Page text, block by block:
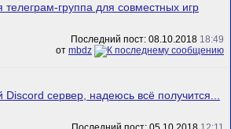
группа для совместных игр
Последний пост: 08.10.2018 18:49
от mbdz
сервер, надеюсь всё получится...